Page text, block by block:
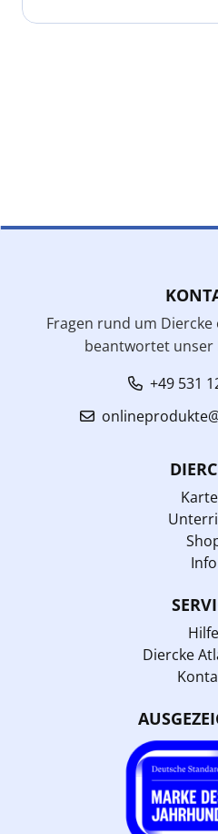
Fragen rund um
beantwortet unser
+49 531
Info
Hilfe
Diercke